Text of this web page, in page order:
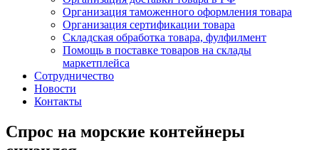
Организация таможенного оформления товара
Организация сертификации товара
Складская обработка товара, фулфилмент
Помощь в поставке товаров на склады
маркетплейса
Сотрудничество
Новости
Контакты
Спрос на морские контейнеры